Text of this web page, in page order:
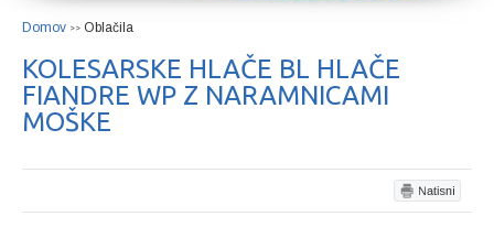
Domov >> Oblačila
KOLESARSKE HLAČE BL HLAČE
FIANDRE WP Z NARAMNICAMI
MOŠKE